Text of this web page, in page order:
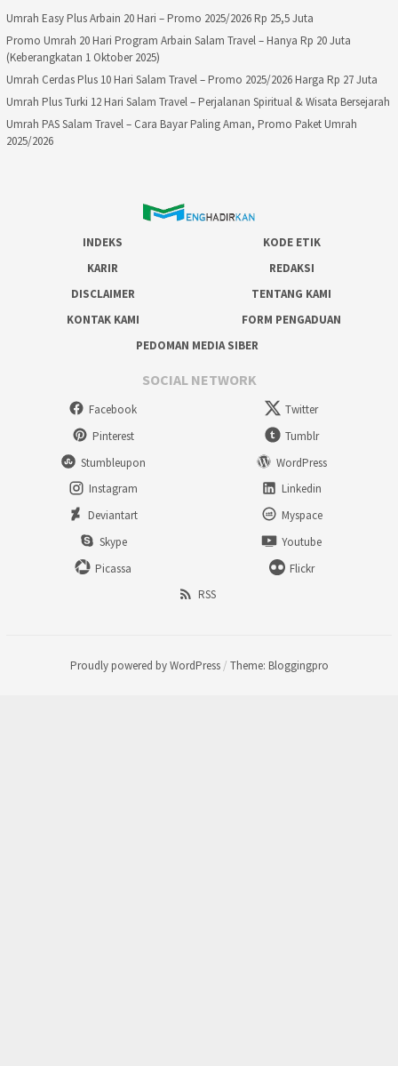
Umrah Easy Plus Arbain 20 Hari – Promo 2025/2026 Rp 25,5 Juta
Promo Umrah 20 Hari Program Arbain Salam Travel – Hanya Rp 20 Juta
(Keberangkatan 1 Oktober 2025)
Umrah Cerdas Plus 10 Hari Salam Travel – Promo 2025/2026 Harga Rp 27 Juta
Umrah Plus Turki 12 Hari Salam Travel – Perjalanan Spiritual & Wisata Bersejarah
Umrah PAS Salam Travel – Cara Bayar Paling Aman, Promo Paket Umrah
2025/2026
INDEKS
KODE ETIK
KARIR
REDAKSI
DISCLAIMER
TENTANG KAMI
KONTAK KAMI
FORM PENGADUAN
PEDOMAN MEDIA SIBER
SOCIAL NETWORK
Facebook
Twitter
Pinterest
Tumblr
Stumbleupon
WordPress
Instagram
Linkedin
Deviantart
Myspace
Skype
Youtube
Picassa
Flickr
RSS
Proudly powered by WordPress / Theme: Bloggingpro